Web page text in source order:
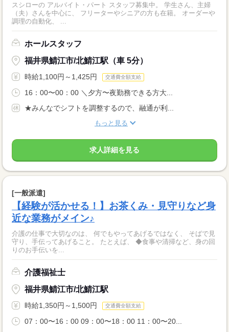
スシローの アルバイト・パート スタッフ募集中。 学生さん、主婦
（夫）さんを中心に、 フリーターやシニアの方も在籍。 オーダーや
調理の自動化、 ...
ホールスタッフ
福井県鯖江市/北鯖江駅（車 5分）
時給1,100円～1,425円 交通費全額支給
16：00〜00：00 ＼夕方〜夜勤務できる方大...
★みんなでシフトを調整するので、融通が利...
もっと見る
求人詳細を見る
[一般派遣]
【経験が活かせる！】お茶くみ・見守りなど身
近な業務がメイン♪
介護の仕事で大切なのは、 何でもやってあげるではなく、 そばで見
守り、手伝ってあげること。 たとえば、 ◆食事や清掃など、身の回
りのお手伝いを...
介護福祉士
福井県鯖江市/北鯖江駅
時給1,350円～1,500円 交通費全額支給
07：00〜16：00 09：00〜18：00 11：00〜20...